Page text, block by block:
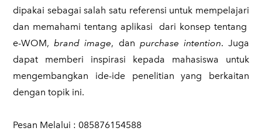
dipakai sebagai salah satu referensi untuk mempelajari
dan memahami tentang aplikasi dari konsep tentang
e-WOM,brand image, dan purchase intention. Juga
dapat memberi inspirasi kepada mahasiswa untuk
mengembangkan ide-ide penelitian yang berkaitan
dengan topik ini.
Pesan Melalui : 085876154588